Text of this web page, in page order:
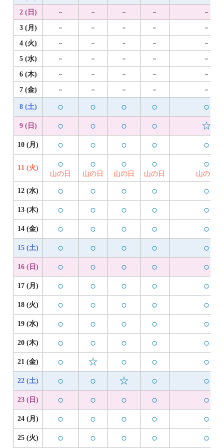
2 (日)
－ － － －
－
3 (月)
－ － － －
－
4 (火)
－ － － －
－
5 (水)
－ － － －
－
6 (木)
－ － － －
－
7 (金)
－ － － － －
8 (土) ○ ○ ○ ○ ○
9 (日) ○ ○ ○ ○ ☆
10 (月) ○ ○ ○ ○ ○
11 (火) ○
山の日
○
山の日
○
山の日
○
山の日
○
山の日
12 (水) ○ ○ ○ ○ ○
13 (木) ○ ○ ○ ○ ○
14 (金) ○ ○ ○ ○ ○
15 (土) ○ ○ ○ ○ ○
16 (日) ○ ○ ○ ○ ○
17 (月) ○ ○ ○ ○ ○
18 (火) ○ ○ ○ ○ ○
19 (水) ○ ○ ○ ○ ○
20 (木) ○ ○ ○ ○ ○
21 (金) ○ ☆ ○ ○ ○
22 (土) ○ ○ ☆ ○ ○
23 (日) ○ ○ ○ ○ ○
24 (月) ○ ○ ○ ○ ○
25 (火) ○ ○ ○ ○ ○